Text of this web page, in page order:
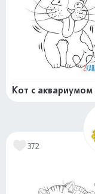
Кот с аквариумом
372